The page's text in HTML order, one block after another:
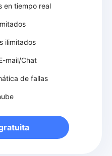
en tiempo real
ilimitados
mail/Chat
de fallas